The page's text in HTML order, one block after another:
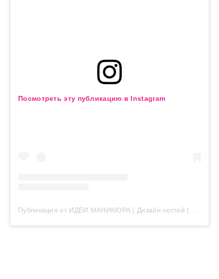
Посмотреть эту публикацию в Instagram
Публикация от ИДЕИ МАНИКЮРА | Дизайн ногтей (@nailsfoto_manik)